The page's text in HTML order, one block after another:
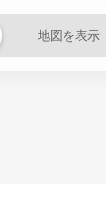
地図を表示